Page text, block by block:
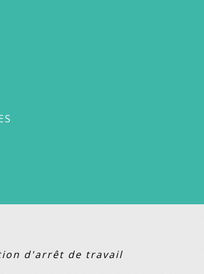
d'arrêt de travail